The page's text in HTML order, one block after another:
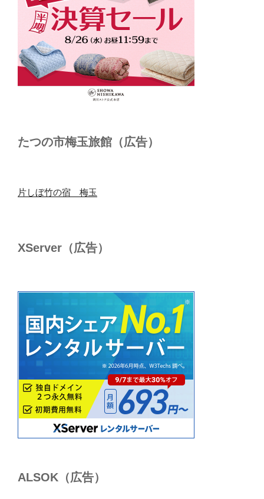
たつの市梅玉旅館（広告）
片しぼ竹の宿 梅玉
XServer（広告）
ALSОK（広告）